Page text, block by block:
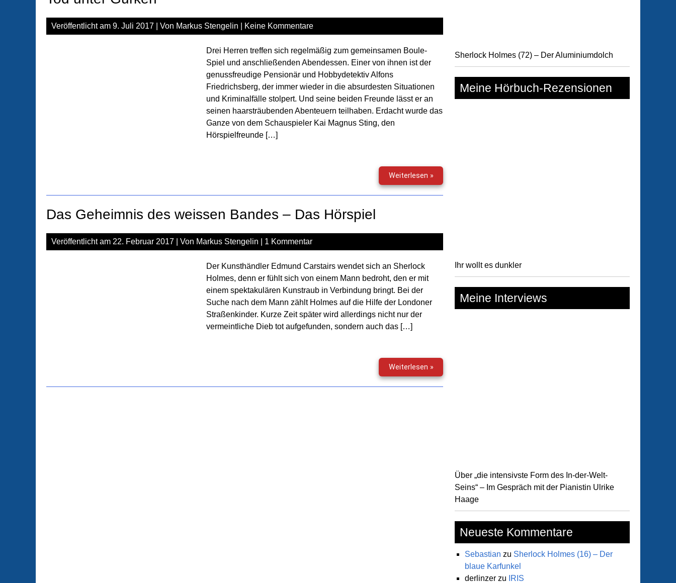
Veröffentlicht am 9. Juli 2017 | Von Markus Stengelin Keine Kommentare
Drei Herren treffen sich regelmäßig zum gemeinsamen Boule-
Spiel und anschließenden Abendessen. Einer von ihnen ist der
genussfreudige Pensionär und Hobbydetektiv Alfons
Friedrichsberg, der immer wieder in die absurdesten Situationen
und Kriminalfälle stolpert. Und seine beiden Freunde lässt er an
seinen haarsträubenden Abenteuern teilhaben. Erdacht wurde das
Ganze von dem Schauspieler Kai Magnus Sting, den
Hörspielfreunde […]
Weiterlesen »Tod
unter
Gurken
Das Geheimnis des weissen Bandes – Das Hörspiel
Veröffentlicht am 22. Februar 2017 | Von Markus Stengelin 1 Kommentar
Der Kunsthändler Edmund Carstairs wendet sich an Sherlock
Holmes, denn er fühlt sich von einem Mann bedroht, den er mit
einem spektakulären Kunstraub in Verbindung bringt. Bei der
Suche nach dem Mann zählt Holmes auf die Hilfe der Londoner
Straßenkinder. Kurze Zeit später wird allerdings nicht nur der
vermeintliche Dieb tot aufgefunden, sondern auch das […]
Weiterlesen »Das
Geheimnis
des
Sherlock Holmes (72) – Der Aluminiumdolch
Meine Hörbuch-Rezensionen
Ihr wollt es dunkler
Meine Interviews
Über „die intensivste Form des In-der-Welt-
Seins“ – Im Gespräch mit der Pianistin Ulrike
Haage
Neueste Kommentare
Sebastian zu Sherlock Holmes (16) – Der
blaue Karfunkel
derlinzer zu
IRIS